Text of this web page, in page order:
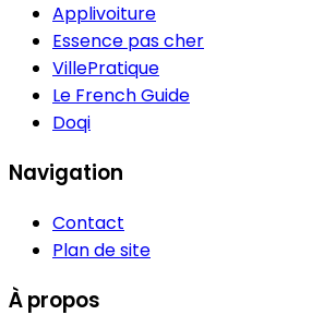
Applivoiture
Essence pas cher
VillePratique
Le French Guide
Doqi
Navigation
Contact
Plan de site
À propos